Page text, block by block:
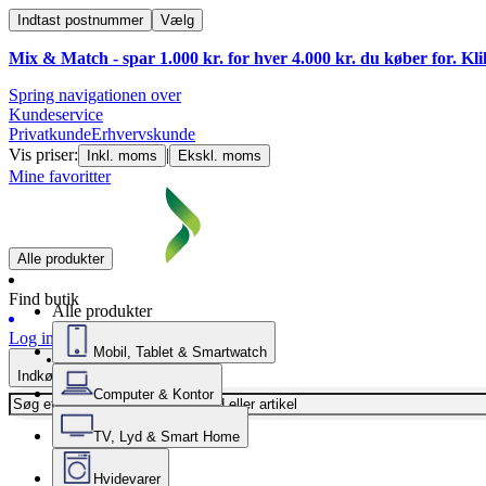
Indtast postnummer Vælg
Mix & Match - spar 1.000 kr. for hver 4.000 kr. du køber for.
Spring navigationen over
Kundeservice
PrivatkundeErhvervskunde
Vis priser:
Inkl. moms | Ekskl. moms
Mine favoritter
Alle produkter
Find butik
Log ind
Indkøbskurv
Alle produkter
Mobil, Tablet & Smartwatch
Computer & Kontor
TV, Lyd & Smart Home
Hvidevarer